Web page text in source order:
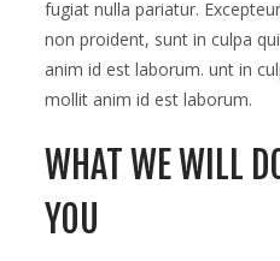
fugiat nulla pariatur.
non proident, sunt in culpa
anim id est laborum. unt in
mollit anim id est laborum.
WHAT WE WILL
YOU